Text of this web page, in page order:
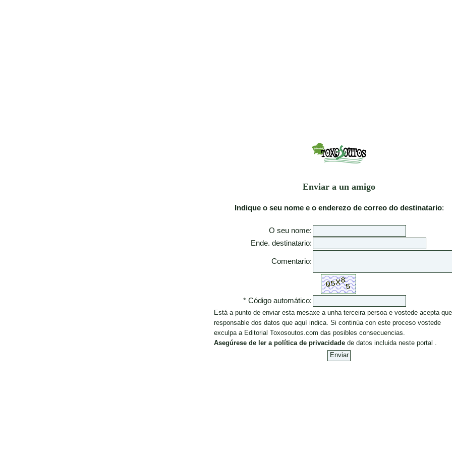
Enviar a un amigo
Indique o seu nome e o enderezo de correo do destinatario:
O seu nome:
Ende. destinatario:
Comentario:
* Código automático:
Está a punto de enviar esta mesaxe a unha terceira persoa e vostede acepta
responsable dos datos que aquí indica. Si continúa con este proceso vostede
exculpa a Editorial Toxosoutos.com das posibles consecuencias.
Asegúrese de ler a política de privacidade de datos incluida neste portal .